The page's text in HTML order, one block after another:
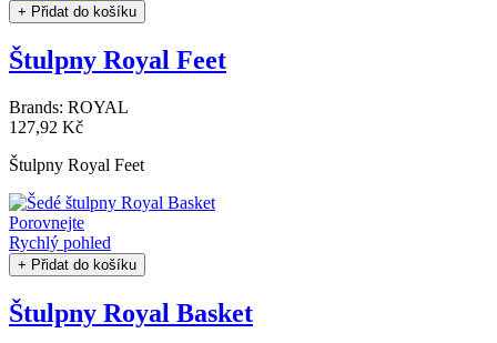
+ Přidat do košíku
Štulpny Royal Feet
Brands: ROYAL
127,92 Kč
Štulpny Royal Feet
Porovnejte
Rychlý pohled
+ Přidat do košíku
Štulpny Royal Basket